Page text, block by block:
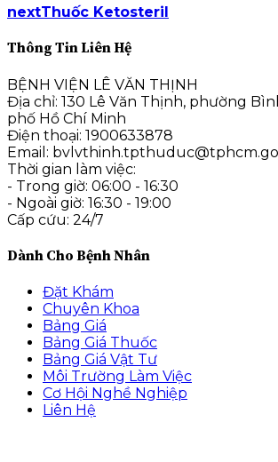
nextThuốc Ketosteril
Thông Tin Liên Hệ
BỆNH VIỆN LÊ VĂN THỊNH
Địa chỉ: 130 Lê Văn Thịnh, phường
phố Hồ Chí Minh
Điện thoại: 1900633878
Email:
Thời gian làm việc:
- Trong giờ: 06:00 - 16:30
- Ngoài giờ: 16:30 - 19:00
Cấp cứu: 24/7
Dành Cho Bệnh Nhân
Đặt Khám
Chuyên Khoa
Bảng Giá
Bảng Giá Thuốc
Bảng Giá Vật Tư
Môi Trường Làm Việc
Cơ Hội Nghề Nghiệp
Liên Hệ